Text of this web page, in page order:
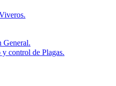
General.
control de Plagas.